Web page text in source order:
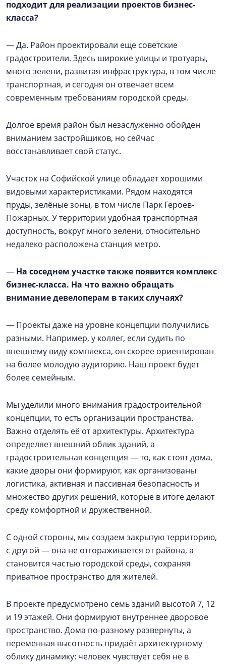
подходит для реализации проектов бизнес-
класса?
— Да. Район проектировали еще советские
градостроители. Здесь широкие улицы и тротуары,
много зелени, развитая инфраструктура, в том числе
транспортная, и сегодня он отвечает всем
современным требованиям городской среды.
Долгое время район был незаслуженно обойден
вниманием застройщиков, но сейчас
восстанавливает свой статус.
Участок на Софийской улице обладает хорошими
видовыми характеристиками. Рядом находятся
пруды, зелёные зоны, в том числе Парк Героев-
Пожарных. У территории удобная транспортная
доступность, вокруг много зелени, относительно
недалеко расположена станция метро.
— На соседнем участке также появится комплекс
бизнес-класса. На что важно обращать
внимание девелоперам в таких случаях?
— Проекты даже на уровне концепции получились
разными. Например, у коллег, если судить по
внешнему виду комплекса, он скорее ориентирован
на более молодую аудиторию. Наш проект будет
более семейным.
Мы уделили много внимания градостроительной
концепции, то есть организации пространства.
Важно отделять её от архитектуры. Архитектура
определяет внешний облик зданий, а
градостроительная концепция — то, как стоят дома,
какие дворы они формируют, как организованы
логистика, активная и пассивная безопасность и
множество других решений, которые в итоге делают
среду комфортной и дружественной.
С одной стороны, мы создаем закрытую территорию,
с другой — она не отгораживается от района, а
становится частью городской среды, сохраняя
приватное пространство для жителей.
В проекте предусмотрено семь зданий высотой 7, 12
и 19 этажей. Они формируют внутреннее дворовое
пространство. Дома по-разному развернуты, а
переменная высотность придаёт архитектурному
облику динамику: человек чувствует себя не в